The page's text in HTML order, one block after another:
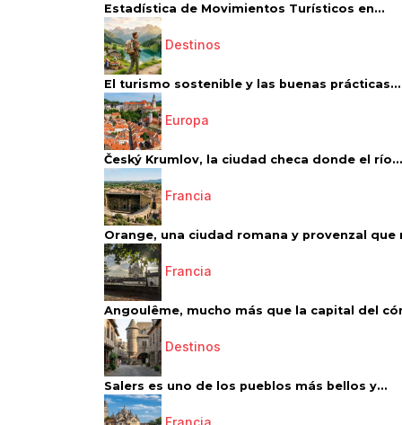
Estadística de Movimientos Turísticos en...
Destinos
El turismo sostenible y las buenas prácticas...
Europa
Český Krumlov, la ciudad checa donde el río...
Francia
Orange, una ciudad romana y provenzal que
Francia
Angoulême, mucho más que la capital del
Destinos
Salers es uno de los pueblos más bellos y...
Francia